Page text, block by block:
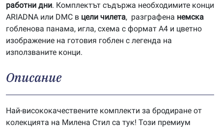
работни дни. Комплектът съдържа необходимите конци
ARIADNA или DMC в цели чилета, разграфена немска
гобленова панама, игла, схема с формат А4 и цветно
изображение на готовия гоблен с легенда на
използваните конци.
Описание
Най-висококачествените комплекти за бродиране от
колекцията на Милена Стил са тук! Този премиум